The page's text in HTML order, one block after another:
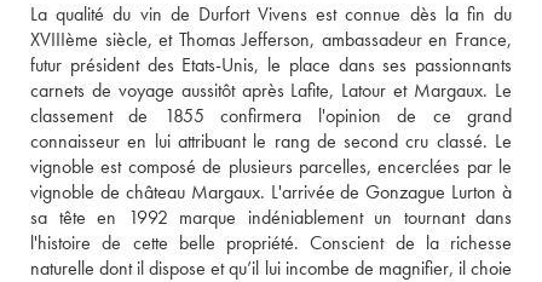
La qualité du vin de Durfort Vivens est connue dès la fin du
XVIIIème siècle, et Thomas Jefferson, ambassadeur en France,
futur président des Etats-Unis, le place dans ses passionnants
carnets de voyage aussitôt après Lafite, Latour et Margaux. Le
classement de 1855 confirmera l'opinion de ce grand
connaisseur en lui attribuant le rang de second cru classé. Le
vignoble est composé de plusieurs parcelles, encerclées par le
vignoble de château Margaux. L'arrivée de Gonzague Lurton à
sa tête en 1992 marque indéniablement un tournant dans
l'histoire de cette belle propriété. Conscient de la richesse
naturelle dont il dispose et qu’il lui incombe de magnifier, il choie